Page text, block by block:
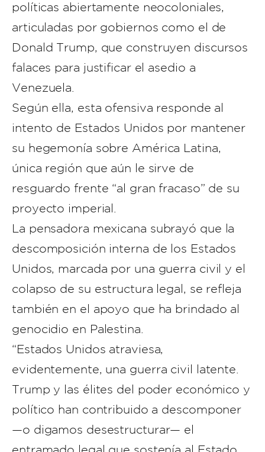
políticas abiertamente neocoloniales,
articuladas por gobiernos como el de
Donald Trump, que construyen discursos
falaces para justificar el asedio a
Venezuela.
Según ella, esta ofensiva responde al
intento de Estados Unidos por mantener
su hegemonía sobre América Latina,
única región que aún le sirve de
resguardo frente “al gran fracaso” de su
proyecto imperial.
La pensadora mexicana subrayó que la
descomposición interna de los Estados
Unidos, marcada por una guerra civil y el
colapso de su estructura legal, se refleja
también en el apoyo que ha brindado al
genocidio en Palestina.
“Estados Unidos atraviesa,
evidentemente, una guerra civil latente.
Trump y las élites del poder económico y
político han contribuido a descomponer
—o digamos desestructurar— el